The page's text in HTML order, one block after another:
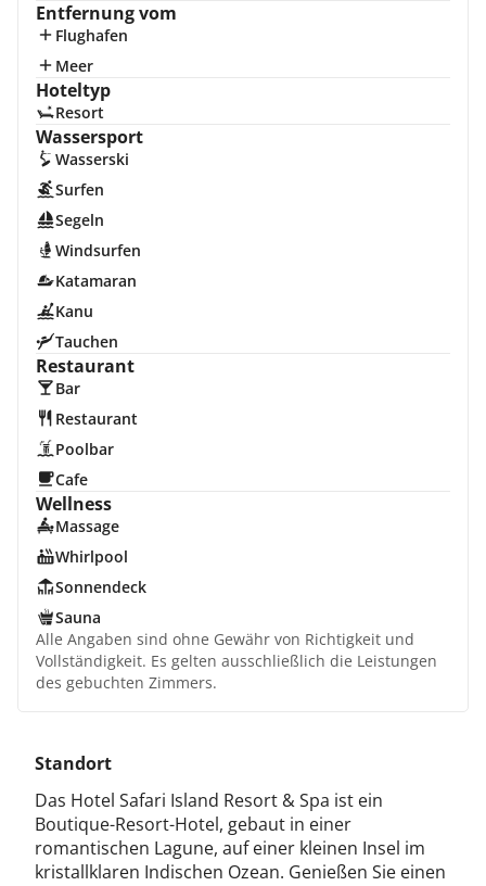
Entfernung vom
Flughafen
Meer
Hoteltyp
Resort
Wassersport
Wasserski
Surfen
Segeln
Windsurfen
Katamaran
Kanu
Tauchen
Restaurant
Bar
Restaurant
Poolbar
Cafe
Wellness
Massage
Whirlpool
Sonnendeck
Sauna
Alle Angaben sind ohne Gewähr von Richtigkeit und
Vollständigkeit. Es gelten ausschließlich die Leistungen
des gebuchten Zimmers.
Standort
Das Hotel Safari Island Resort & Spa ist ein
Boutique-Resort-Hotel, gebaut in einer
romantischen Lagune, auf einer kleinen Insel im
kristallklaren Indischen Ozean. Genießen Sie einen